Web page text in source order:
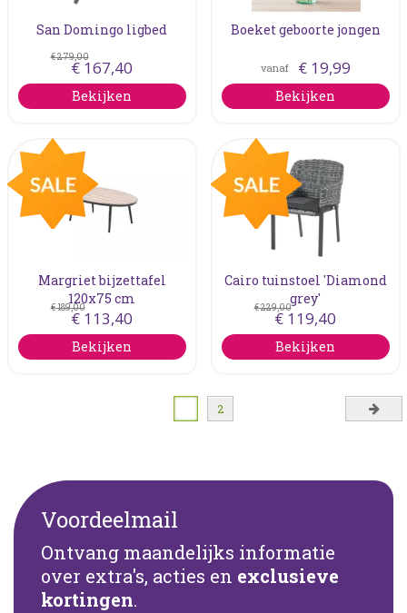
San Domingo ligbed
€279,00
€ 167,40
Bekijken
Boeket geboorte jongen
vanaf € 19,99
Bekijken
Margriet bijzettafel
120x75 cm
€189,00
€ 113,40
Bekijken
Cairo tuinstoel 'Diamond
grey'
€229,00
€ 119,40
Bekijken
2
Voordeelmail
Ontvang maandelijks informatie
over extra's, acties en exclusieve
kortingen.